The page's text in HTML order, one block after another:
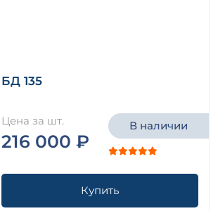
БД 135
Цена за шт.
216 000 ₽
В наличии
Купить